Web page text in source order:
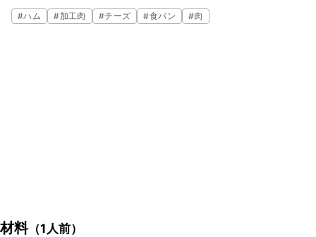
簡単なのでぜひ作ってみてくださいね。
#ハム #加工肉 #チーズ #食パン #肉
材料（1人前）